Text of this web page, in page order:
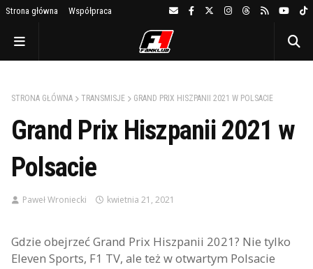
Strona główna Współpraca
STRONA GŁÓWNA TRANSMISJE GRAND PRIX HISZPANII 2021 W POLSACIE
Grand Prix Hiszpanii 2021 w
Polsacie
Paweł Wroniecki kwietnia 21, 2021
Gdzie obejrzeć Grand Prix Hiszpanii 2021? Nie tylko
Eleven Sports, F1 TV, ale też w otwartym Polsacie